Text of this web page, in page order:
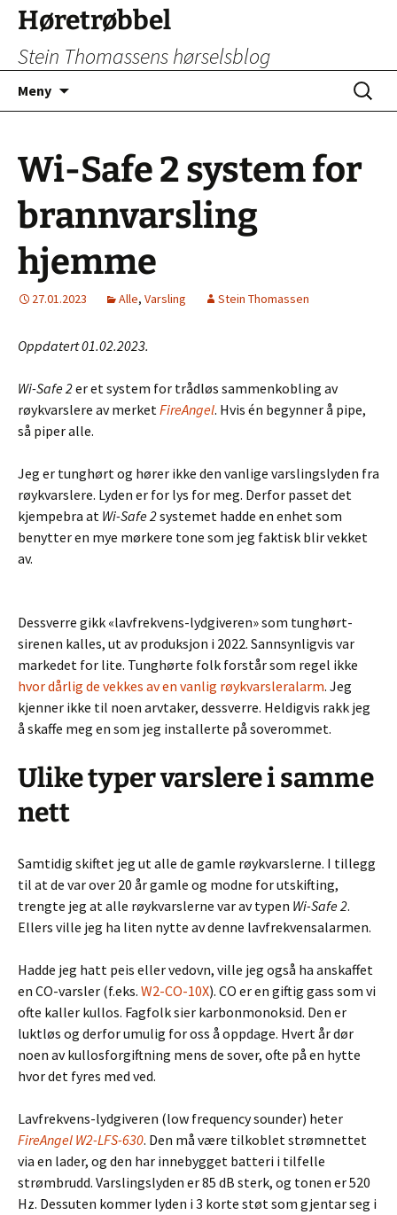
Hopp
innhold
Høretrøbbel
Stein Thomassens hørselsblog
Meny
Søk
etter:
Wi-Safe 2 system for
brannvarsling
hjemme
27.01.2023 Alle, Varsling Stein Thomassen
Oppdatert 01.02.2023.
Wi-Safe 2er et system for trådløs sammenkobling av
røykvarslere av merketFireAngel. Hvis én begynner å pipe,
så piper alle.
Jeg er tunghørt og hører ikke den vanlige varslingslyden fra
røykvarslere. Lyden er for lys for meg. Derfor passet det
kjempebra at Wi-Safe 2systemet hadde en enhet som
benytter en mye mørkere tone som jeg faktisk blir vekket
av.
Dessverre gikk «lavfrekvens-lydgiveren» som tunghørt-
sirenen kalles, ut av produksjon i 2022. Sannsynligvis var
markedet for lite. Tunghørte folk forstår som regel ikke
hvor dårlig de vekkes av en vanlig røykvarsleralarm. Jeg
kjenner ikke til noen arvtaker, dessverre. Heldigvis rakk jeg
å skaffe meg en som jeg installerte på soverommet.
Ulike typer varslere i samme
nett
Samtidig skiftet jeg ut alle de gamle røykvarslerne. I tillegg
til at de var over 20 år gamle og modne for utskifting,
trengte jeg at alle røykvarslerne var av typen Wi-Safe 2.
Ellers ville jeg ha liten nytte av denne lavfrekvensalarmen.
Hadde jeg hatt peis eller vedovn, ville jeg også ha anskaffet
en CO-varsler (f.eks. W2-CO-10X). CO er en giftig gass som vi
ofte kaller kullos. Fagfolk sier karbonmonoksid. Den er
luktløs og derfor umulig for oss å oppdage. Hvert år dør
noen av kullosforgiftning mens de sover, ofte på en hytte
hvor det fyres med ved.
Lavfrekvens-lydgiveren (low frequency sounder) heter
FireAngel W2-LFS-630. Den må være tilkoblet strømnettet
via en lader, og den har innebygget batteri i tilfelle
strømbrudd. Varslingslyden er 85 dB sterk, og tonen er 520
Hz. Dessuten kommer lyden i 3 korte støt som gjentar seg i